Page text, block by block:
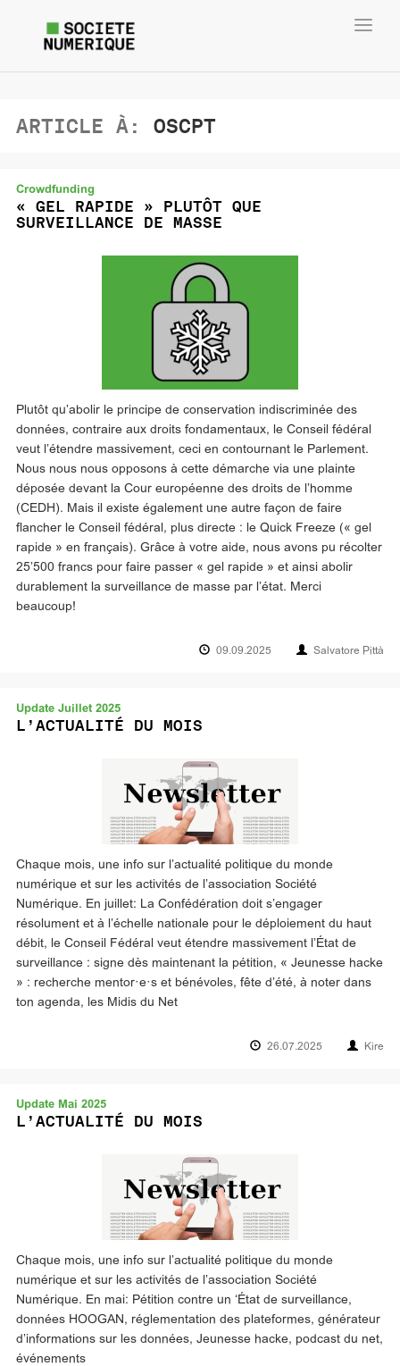
ARTICLE À: OSCPT
Crowdfunding
« GEL RAPIDE » PLUTÔT QUE
SURVEILLANCE DE MASSE
Plutôt qu’abolir le principe de conservation indiscriminée des
données, contraire aux droits fondamentaux, le Conseil fédéral
veut l’étendre massivement, ceci en contournant le Parlement.
Nous nous nous opposons à cette démarche via une plainte
déposée devant la Cour européenne des droits de l’homme
(CEDH). Mais il existe également une autre façon de faire
flancher le Conseil fédéral, plus directe : le Quick Freeze (« gel
rapide » en français). Grâce à votre aide, nous avons pu récolter
25’500 francs pour faire passer « gel rapide » et ainsi abolir
durablement la surveillance de masse par l’état. Merci
beaucoup!
09.09.2025 Salvatore Pittà
Update Juillet 2025
L’ACTUALITÉ DU MOIS
Chaque mois, une info sur l’actualité politique du monde
numérique et sur les activités de l’association Société
Numérique. En juillet: La Confédération doit s’engager
résolument et à l’échelle nationale pour le déploiement du haut
débit, le Conseil Fédéral veut étendre massivement l’État de
surveillance : signe dès maintenant la pétition, « Jeunesse hacke
» : recherche mentor·e·s et bénévoles, fête d’été, à noter dans
ton agenda, les Midis du Net
26.07.2025 Kire
Update Mai 2025
L’ACTUALITÉ DU MOIS
Chaque mois, une info sur l’actualité politique du monde
numérique et sur les activités de l’association Société
Numérique. En mai: Pétition contre un ‘État de surveillance,
données HOOGAN, réglementation des plateformes, générateur
d’informations sur les données, Jeunesse hacke, podcast du net,
événements